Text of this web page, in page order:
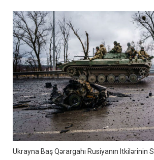
Ukrayna Baş Qərargahı Rusiyanın Itkilərinin